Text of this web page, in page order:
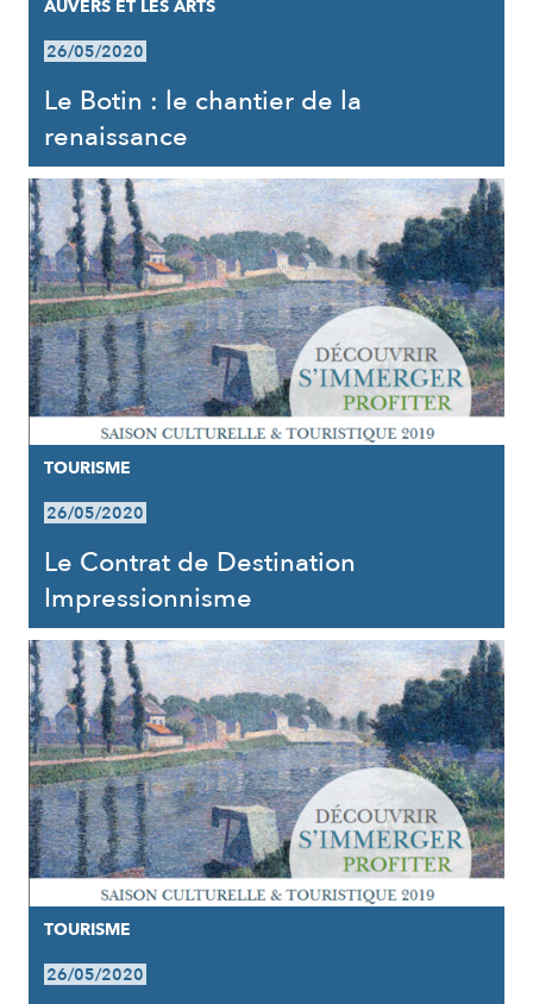
AUVERS ET LES ARTS
26/05/2020
Le Botin : le chantier de la
renaissance
TOURISME
26/05/2020
Le Contrat de Destination
Impressionnisme
TOURISME
26/05/2020